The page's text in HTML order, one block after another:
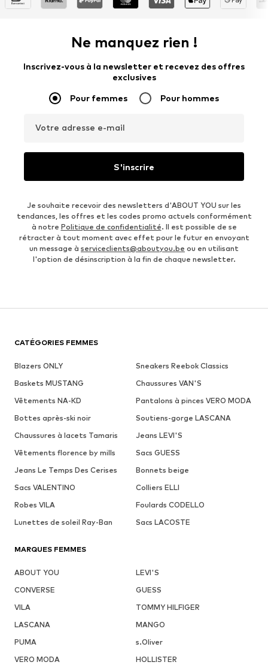
Ne manquez rien !
Inscrivez-vous à la newsletter et recevez des offres
exclusives
Pour femmes Pour hommes
Votre adresse e-mail
S'inscrire
Je souhaite recevoir des newsletters d'ABOUT YOU sur les
tendances, les offres et les codes promo actuels conformément
à notre Politique de confidentialité. Il est possible de se
rétracter à tout moment avec effet pour le futur en envoyant
un message à serviceclients@aboutyou.be ou en utilisant
l'option de désinscription à la fin de chaque newsletter.
CATÉGORIES FEMMES
Blazers ONLY
Sneakers Reebok Classics
Baskets MUSTANG
Chaussures VAN'S
Vêtements NA-KD
Pantalons à pinces VERO MODA
Bottes après-ski noir
Soutiens-gorge LASCANA
Chaussures à lacets Tamaris
Jeans LEVI'S
Vêtements florence by mills
Sacs GUESS
Jeans Le Temps Des Cerises
Bonnets beige
Sacs VALENTINO
Colliers ELLI
Robes VILA
Foulards CODELLO
Lunettes de soleil Ray-Ban
Sacs LACOSTE
MARQUES FEMMES
ABOUT YOU
LEVI'S
CONVERSE
GUESS
VILA
TOMMY HILFIGER
LASCANA
MANGO
PUMA
s.Oliver
VERO MODA
HOLLISTER